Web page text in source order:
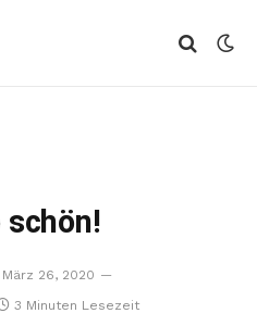
März 26, 2020
3 Minuten Lesezeit